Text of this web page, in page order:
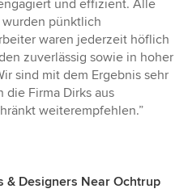
und effizient. Alle
pünktlich
waren jederzeit höflich
zuverlässig sowie in hoher
sind mit dem Ergebnis sehr
Firma Dirks aus
weiterempfehlen.”
& Designers Near Ochtrup